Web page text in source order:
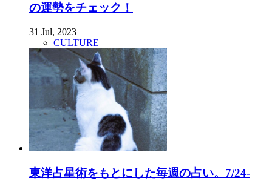
の運勢をチェック！
31 Jul, 2023
CULTURE
東洋占星術をもとにした毎週の占い。7/24-